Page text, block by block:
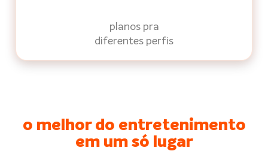
planos pra
diferentes perfis
o melhor do entretenimento
em um só lugar